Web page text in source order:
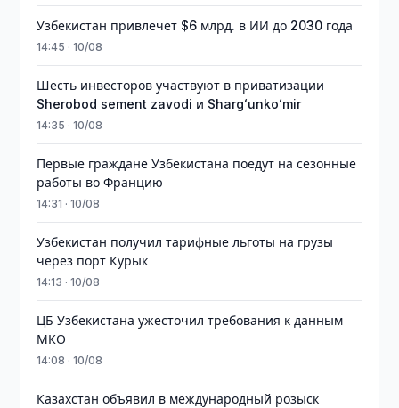
Узбекистан привлечет $6 млрд. в ИИ до 2030 года
14:45 · 10/08
Шесть инвесторов участвуют в приватизации
Sherobod sement zavodi и Shargʻunkoʻmir
14:35 · 10/08
Первые граждане Узбекистана поедут на сезонные
работы во Францию
14:31 · 10/08
Узбекистан получил тарифные льготы на грузы
через порт Курык
14:13 · 10/08
ЦБ Узбекистана ужесточил требования к данным
МКО
14:08 · 10/08
Казахстан объявил в международный розыск